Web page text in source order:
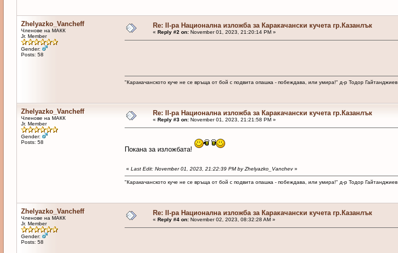
Zhelyazko_Vancheff
Членове на МАКК
Jr. Member
Gender:
Posts: 58
Re: II-ра Национална изложба за Каракачански кучета гр.Казанлък
« Reply #2 on:November 01, 2023, 21:20:14 PM »
"Каракачанското куче не се връща от бой с подвита опашка - побеждава, или умира!" д-р Тодор Гайтанджиев
Zhelyazko_Vancheff
Членове на МАКК
Jr. Member
Gender:
Posts: 58
Re: II-ра Национална изложба за Каракачански кучета гр.Казанлък
« Reply #3 on:November 01, 2023, 21:21:58 PM »
Покана за изложбата!
« Last Edit: November 01, 2023, 21:22:39 PM by Zhelyazko_Vanchev»
"Каракачанското куче не се връща от бой с подвита опашка - побеждава, или умира!" д-р Тодор Гайтанджиев
Zhelyazko_Vancheff
Членове на МАКК
Jr. Member
Gender:
Posts: 58
Re: II-ра Национална изложба за Каракачански кучета гр.Казанлък
« Reply #4 on:November 02, 2023, 08:32:28 AM »